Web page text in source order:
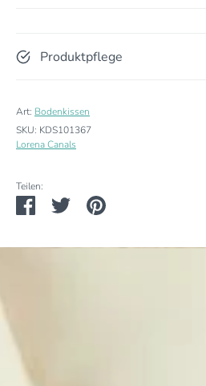
Produktpflege
Art: Bodenkissen
SKU: KDS101367
Lorena Canals
Teilen:
TeilenTwitternPinnen